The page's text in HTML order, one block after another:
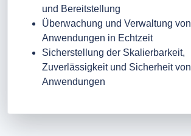
und Bereitstellung
Überwachung und Verwaltung von
Anwendungen in Echtzeit
Sicherstellung der Skalierbarkeit,
Zuverlässigkeit und Sicherheit von
Anwendungen